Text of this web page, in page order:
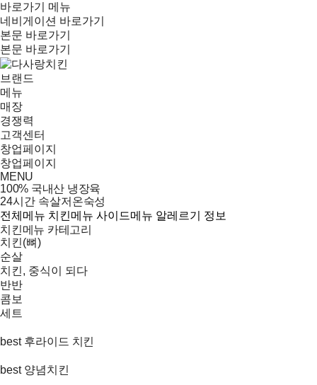
바로가기 메뉴
네비게이션 바로가기
본문 바로가기
본문 바로가기
브랜드
메뉴
매장
경쟁력
고객센터
창업페이지
창업페이지
MENU
100% 국내산 냉장육
24시간 속살저온숙성
전체메뉴 치킨메뉴 사이드메뉴 알레르기 정보
치킨메뉴 카테고리
치킨(뼈)
순살
치킨, 중식이 되다
반반
콤보
세트
best 후라이드 치킨
best 양념치킨